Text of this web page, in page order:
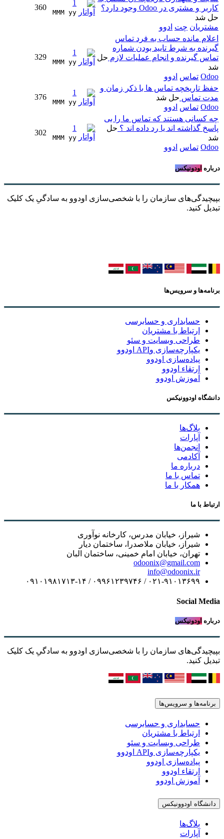
کاربر و مشتری در Odoo وجود دارد؟
حل شد
مشتریان چت ادوو
1
MMM yy
360
اعلام مانده حساب به فرد تماس
گیرنده به شرط تایید بودن شماره
تماس گیرنده و انجام عملیات لازم حل
شد
Odoo تماس ادوو
1
MMM yy
329
حفظ تاریخچه تماس ها با ذکر زمان و
مدت تماس حل شد
Odoo تماس ادوو
1
MMM yy
376
چه کسانی هستند که تماس ما را بی
پاسخ گذاشته اند یا رد داده اند ؟ حل
شد
Odoo تماس ادوو
1
MMM yy
302
درباره اودونیکس
بپیچیدگی‌های سازمان را با شخصی‌سازی اودوو به سادگیِ یک کلیک
تبدیل کنید.
برنامه‌ها و سرویس‌ها
حسابداری و حسابرسی
ارتباط با مشتریان
طراحی وبسایت و سئو
یکپارچه‌سازی وAPI اودوو
پیاده‌سازی اودوو
ارتقاء اودوو
آموزش اودوو
دانشگاه اودوونیکس
بلاگ‌ها
آپارات
انجمن‌ها
آکادمی
درباره ما
تماس با ما
همکار با ما
ارتباط با ما
شیراز، خیابان مدرس، کارخانه نوآوری
شیراز، خیابان ملاصدرا، ساختمان دیار
تهران، خیابان امام خمینی، ساختمان البان
odoonix@gmail.com
info@odoonix.ir
۰۲۱-۹۱۰۱۳۶۹۹ / ۰۹۹۶۱۲۳۹۷۴۶ / ۰۹۱۰۱۹۸۱۷۱۳-۱۴
Social Media
درباره اودونیکس
بپیچیدگی‌های سازمان را با شخصی‌سازی اودوو به سادگیِ یک کلیک
تبدیل کنید.
برنامه‌ها و سرویس‌ها
حسابداری و حسابرسی
ارتباط با مشتریان
طراحی وبسایت و سئو
یکپارچه‌سازی وAPI اودوو
پیاده‌سازی اودوو
ارتقاء اودوو
آموزش اودوو
دانشگاه اودوونیکس
بلاگ‌ها
آپارات